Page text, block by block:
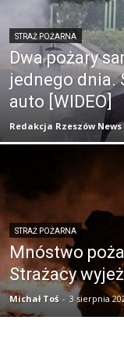
STRAŻ POŻARNA
Dwa pożary
jednego dnia.
auto [WIDEO]
Redakcja Rzeszów News
STRAŻ POŻARNA
Mnóstwo
Strażacy
Michał Toś - 3 sierpnia